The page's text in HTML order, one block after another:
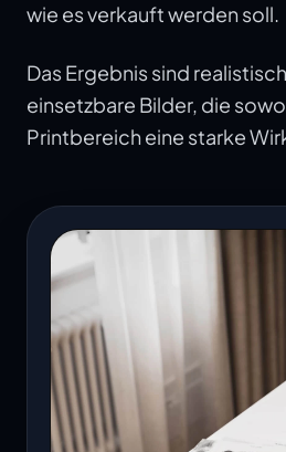
wie es verkauft werden soll.
Das Ergebnis sind
einsetzbare Bilder, die
Printbereich eine starke